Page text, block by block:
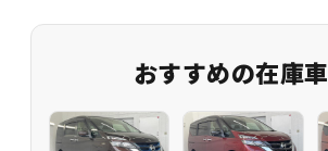
おすすめの在庫